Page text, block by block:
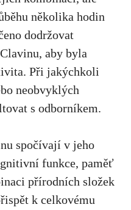
několika hodin
dodržovat
aby byla
Při jakýchkoli
neobvyklých
s odborníkem.
spočívají v jeho
funkce, paměť
přírodních složek
k celkovému